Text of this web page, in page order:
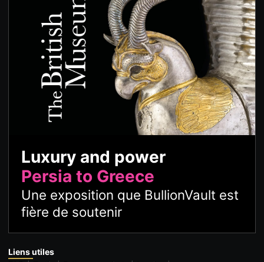
Luxury and power
Persia to Greece
Une exposition que BullionVault est
fière de soutenir
Liens utiles